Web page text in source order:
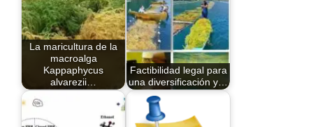
La maricultura de la
macroalga
Kappaphycus
alvarezii…
Factibilidad legal para
una diversificación y…